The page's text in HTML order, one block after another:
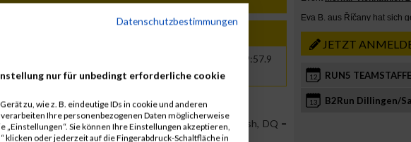
01:59:57.9
Position, DNS = Did not start, DNF = Did not finish, DQ =
JETZT
12 RUN5
13 B2Run Dillingen/
Datenschutzbestimmungen
nur für unbedingt erforderliche cookie
zu, wie z. B. eindeutige IDs in cookie und anderen
Ihre personenbezogenen Daten möglicherweise
Sie können Ihre Einstellungen akzeptieren,
klicken oder jederzeit auf die Fingerabdruck-Schaltfläche in